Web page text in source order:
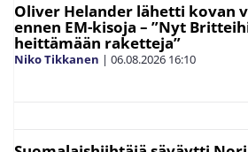
Oliver Helander lähetti kovan
ennen EM-kisoja – ”Nyt
heittämään raketteja”
Niko Tikkanen | 06.08.2026 16:10